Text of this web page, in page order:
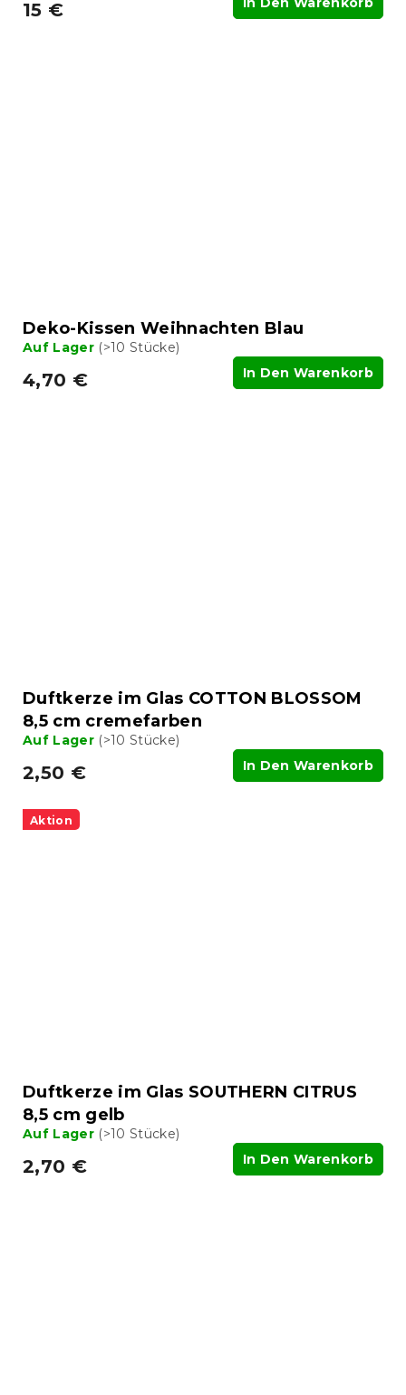
15 €
Deko-Kissen Weihnachten Blau
Auf Lager (>10 Stücke)
4,70 € In Den Warenkorb
Duftkerze im Glas COTTON BLOSSOM
8,5 cm cremefarben
Auf Lager (>10 Stücke)
2,50 € In Den Warenkorb
Aktion
Duftkerze im Glas SOUTHERN CITRUS
8,5 cm gelb
Auf Lager (>10 Stücke)
2,70 € In Den Warenkorb